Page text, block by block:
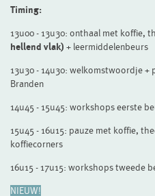
Timing:
13u00 - 13u30: onthaal met koffie,
hellend vlak) + leermiddelenbeurs
13u30 - 14u30: welkomstwoordje +
Branden
14u45 - 15u45: workshops eerste
15u45 - 16u15: pauze met koffie,
koffiecorners
16u15 - 17u15: workshops tweede
NIEUW!